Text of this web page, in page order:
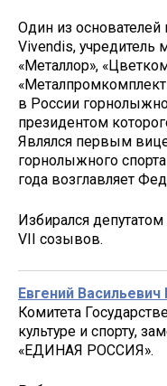
Один из основателей
Vivendis, учредитель
«Металлор»,
в России
президентом
Являлся первым
горнолыжного
года возглавляет
Избирался
VII созывов.
Евгений Васильевич
Комитета
культуре и спорту,
«ЕДИНАЯ РОССИЯ».